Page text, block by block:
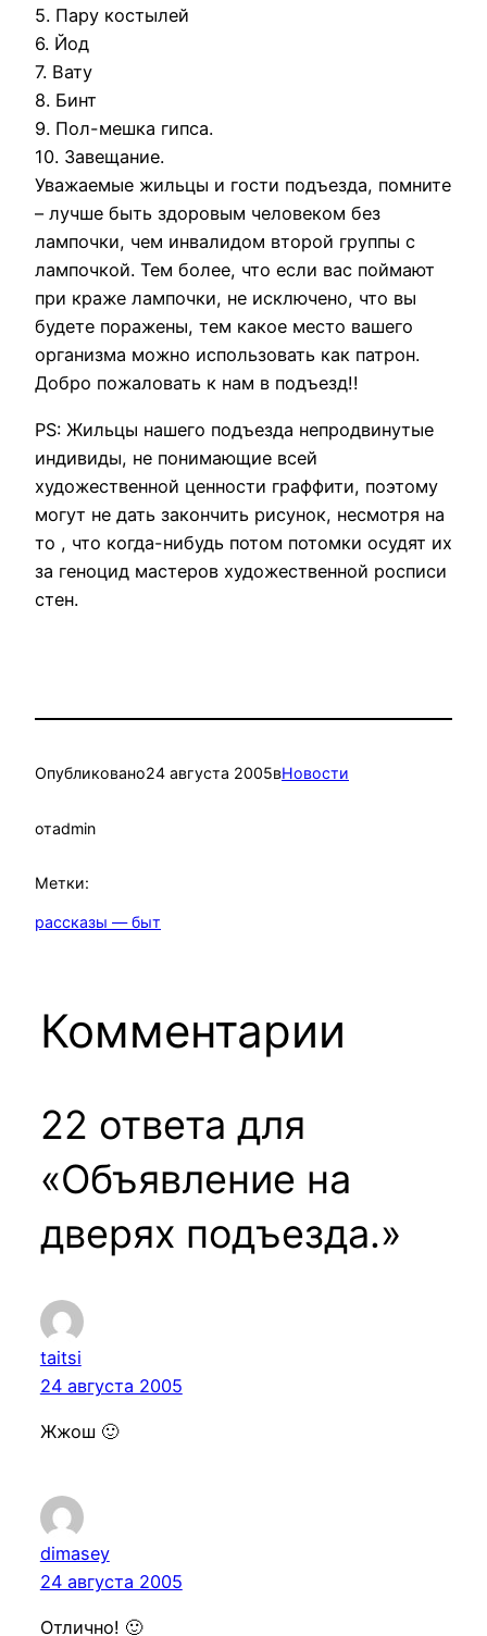
5. Пару костылей
6. Йод
7. Вату
8. Бинт
9. Пол-мешка гипса.
10. Завещание.
Уважаемые жильцы и гости подъезда, помните
– лучше быть здоровым человеком без
лампочки, чем инвалидом второй группы с
лампочкой. Тем более, что если вас поймают
при краже лампочки, не исключено, что вы
будете поражены, тем какое место вашего
организма можно использовать как патрон.
Добро пожаловать к нам в подъезд!!
PS: Жильцы нашего подъезда непродвинутые
индивиды, не понимающие всей
художественной ценности граффити, поэтому
могут не дать закончить рисунок, несмотря на
то , что когда-нибудь потом потомки осудят их
за геноцид мастеров художественной росписи
стен.
Опубликовано24 августа 2005вНовости
отadmin
Метки:
рассказы — быт
Комментарии
22 ответа для
«Объявление на
дверях подъезда.»
taitsi
24 августа 2005
Жжош 🙂
dimasey
24 августа 2005
Отлично! 🙂